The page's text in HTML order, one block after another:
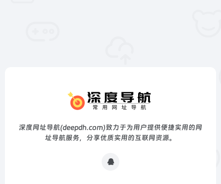
深度网址导航(deepdh.com)致力于为用户提供便捷实用的网
址导航服务，分享优质实用的互联网资源。